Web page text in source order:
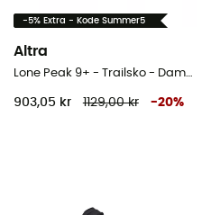
-5% Extra - Kode Summer5
Altra
Lone Peak 9+ - Trailsko - Damer
903,05 kr 1129,00 kr -20%